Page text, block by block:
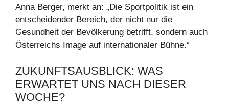
Anna Berger, merkt an: „Die Sportpolitik ist ein
entscheidender Bereich, der nicht nur die
Gesundheit der Bevölkerung betrifft, sondern auch
Österreichs Image auf internationaler Bühne.“
ZUKUNFTSAUSBLICK: WAS
ERWARTET UNS NACH DIESER
WOCHE?